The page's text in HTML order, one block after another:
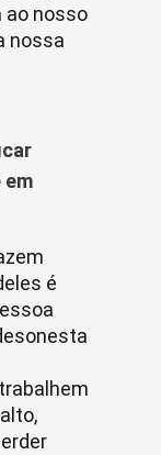
ao nosso
nossa
é